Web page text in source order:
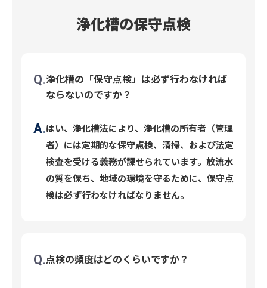
浄化槽の保守点検
浄化槽の「保守点検」は必ず行わなければ
ならないのですか？
はい、浄化槽法により、浄化槽の所有者（管理
者）には定期的な保守点検、清掃、および法定
検査を受ける義務が課せられています。放流水
の質を保ち、地域の環境を守るために、保守点
検は必ず行わなければなりません。
点検の頻度はどのくらいですか？